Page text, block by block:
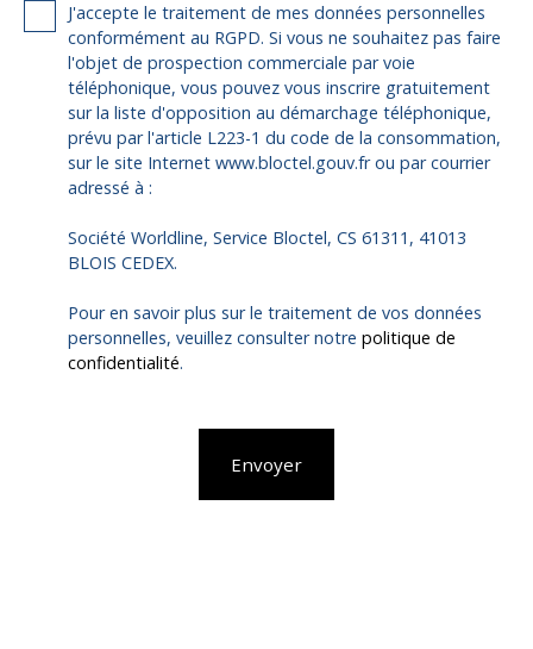
J'accepte le traitement de mes données personnelles
conformément au RGPD. Si vous ne souhaitez pas faire
l'objet de prospection commerciale par voie
téléphonique, vous pouvez vous inscrire gratuitement
sur la liste d'opposition au démarchage téléphonique,
prévu par l'article L223-1 du code de la consommation,
sur le site Internet www.bloctel.gouv.fr ou par courrier
adressé à :
Société Worldline, Service Bloctel, CS 61311, 41013
BLOIS CEDEX.
Pour en savoir plus sur le traitement de vos données
personnelles, veuillez consulter notre politique de
confidentialité.
Envoyer